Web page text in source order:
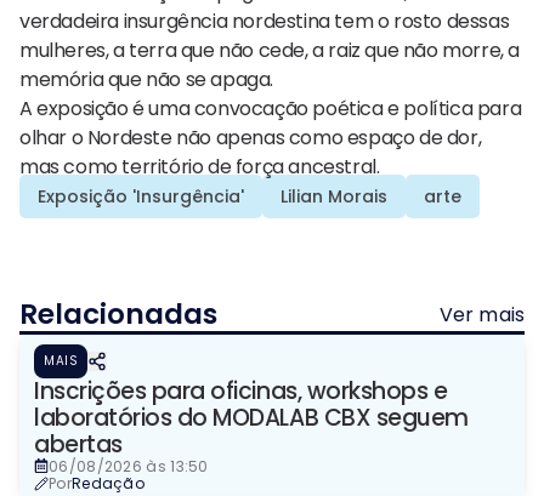
verdadeira insurgência nordestina tem o rosto dessas
mulheres, a terra que não cede, a raiz que não morre, a
memória que não se apaga.
A exposição é uma convocação poética e política para
olhar o Nordeste não apenas como espaço de dor,
mas como território de força ancestral.
​Exposição 'Insurgência' Lilian Morais arte
Relacionadas Ver mais
MAIS
Inscrições para oficinas, workshops e
laboratórios do MODALAB CBX seguem
abertas
06/08/2026 às 13:50
PorRedação